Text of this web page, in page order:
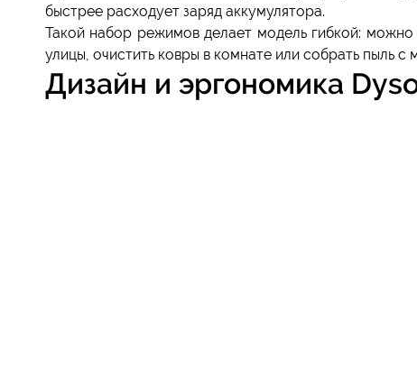
быстрее расходует заряд аккумулятора.
Такой набор режимов делает модель гибкой:
улицы, очистить ковры в комнате или собрать пыль с
Дизайн и эргономика